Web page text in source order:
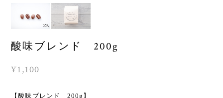
酸味ブレンド 200g
¥1,100
【酸味ブレンド 200g】